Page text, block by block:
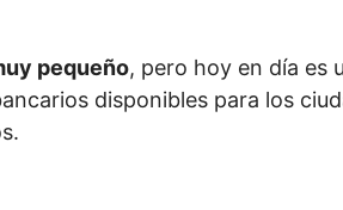
pequeño, pero hoy en día es
disponibles para los